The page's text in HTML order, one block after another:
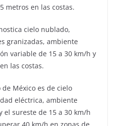
metros en las costas.
cielo nublado,
granizadas, ambiente
variable de 15 a 30 km/h y
las costas.
México es de cielo
eléctrica, ambiente
el sureste de 15 a 30 km/h